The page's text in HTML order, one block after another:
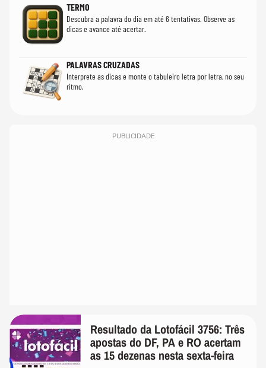
TERMO
Descubra a palavra do dia em até 6 tentativas. Observe as
dicas e avance até acertar.
PALAVRAS CRUZADAS
Interprete as dicas e monte o tabuleiro letra por letra, no seu
ritmo.
PUBLICIDADE
Resultado da Lotofácil 3756: Três
apostas do DF, PA e RO acertam
as 15 dezenas nesta sexta-feira